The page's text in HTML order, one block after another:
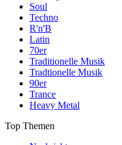
Soul
Techno
R'n'B
Latin
70er
Traditionelle Musik
Tradtionelle Musik
90er
Trance
Heavy Metal
Top Themen